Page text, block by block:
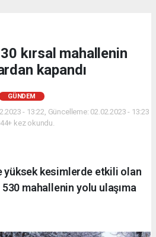
kırsal mahallenin
kapandı
GÜNDEM
- 13:22, Güncelleme: 02.02.2023 - 13:23
kez okundu.
yüksek kesimlerde etkili olan
530 mahallenin yolu ulaşıma